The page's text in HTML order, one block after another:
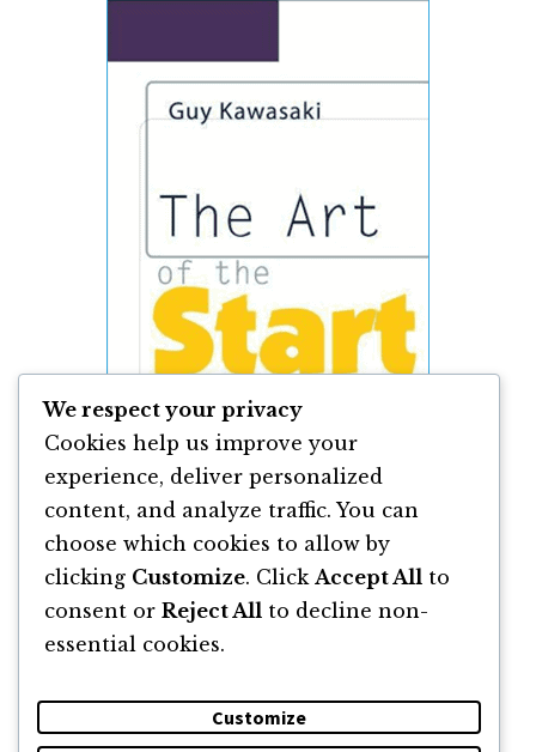
The Art of the Start de Guy Kawasaki
By Guy Kawasaki
We respect your privacy
Cookies help us improve your
experience, deliver personalized
content, and analyze traffic. You can
choose which cookies to allow by
clicking Customize. Click Accept All to
consent or Reject All to decline non-
essential cookies.
Customize